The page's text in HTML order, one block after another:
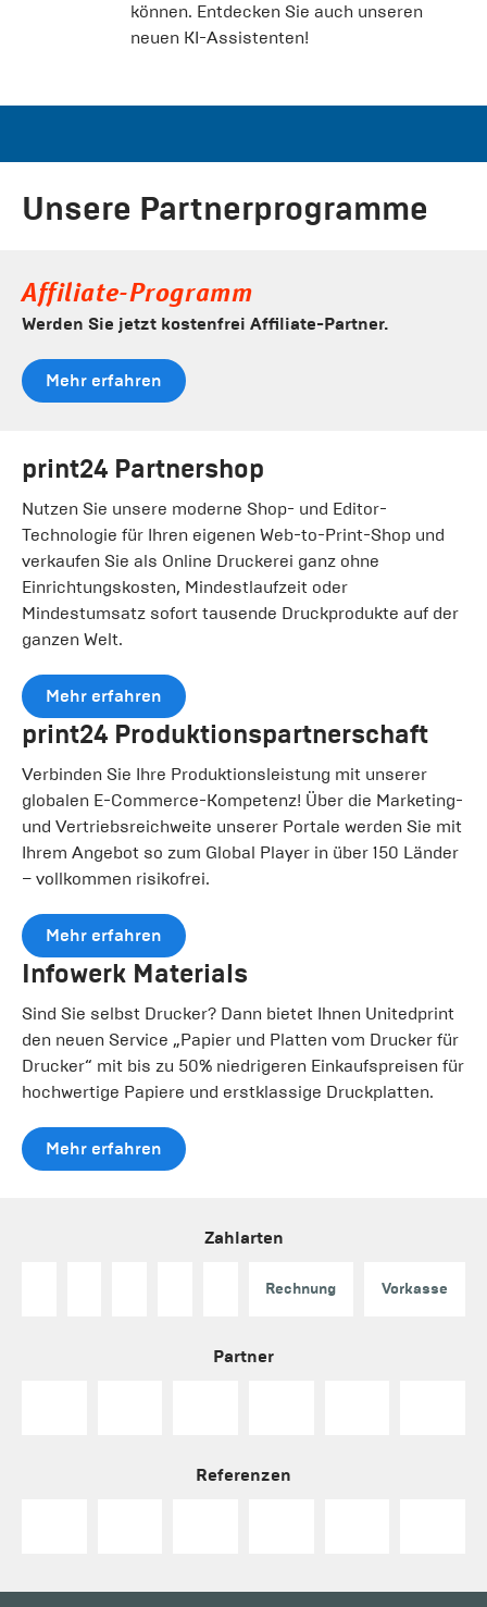
können. Entdecken Sie auch unseren
neuen KI-Assistenten!
Unsere Partnerprogramme
Affiliate-Programm
Werden Sie jetzt kostenfrei Affiliate-Partner.
Mehr erfahren
print24 Partnershop
Nutzen Sie unsere moderne Shop- und Editor-
Technologie für Ihren eigenen Web-to-Print-Shop und
verkaufen Sie als Online Druckerei ganz ohne
Einrichtungskosten, Mindestlaufzeit oder
Mindestumsatz sofort tausende Druckprodukte auf der
ganzen Welt.
Mehr erfahren
print24 Produktionspartnerschaft
Verbinden Sie Ihre Produktionsleistung mit unserer
globalen E-Commerce-Kompetenz! Über die Marketing-
und Vertriebsreichweite unserer Portale werden Sie mit
Ihrem Angebot so zum Global Player in über 150 Länder
– vollkommen risikofrei.
Mehr erfahren
Infowerk Materials
Sind Sie selbst Drucker? Dann bietet Ihnen Unitedprint
den neuen Service „Papier und Platten vom Drucker für
Drucker“ mit bis zu 50% niedrigeren Einkaufspreisen für
hochwertige Papiere und erstklassige Druckplatten.
Mehr erfahren
Zahlarten
Rechnung Vorkasse
Partner
Referenzen